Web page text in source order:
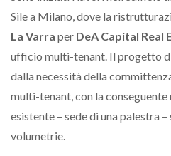
Sile a Milano, dove la
La Varra per DeA Capital Real
ufficio multi-tenant. Il progetto
dalla necessità della
multi-tenant, con la
esistente – sede di una palestra
volumetrie.